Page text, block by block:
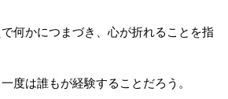
何かにつまづき、心が折れることを指
度は誰もが経験することだろう。